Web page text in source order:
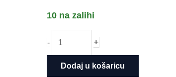
10 na zalihi
-
Dual
+
Dodaj u košaricu